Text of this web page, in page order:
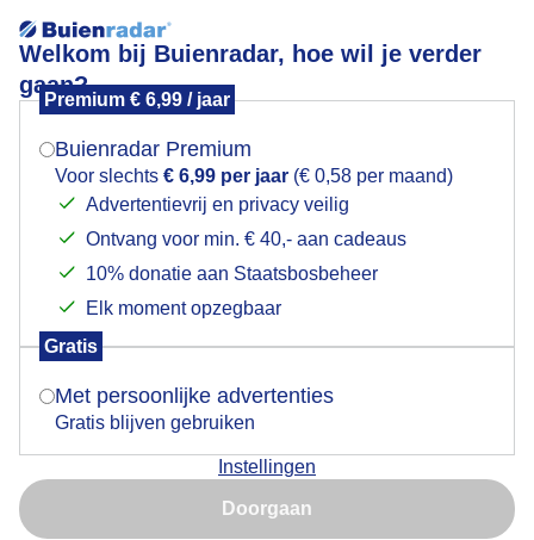
Welkom bij Buienradar, hoe wil je verder
gaan?
Premium € 6,99 / jaar
Buienradar Premium
Voor slechts € 6,99 per jaar (€ 0,58 per maand)
Advertentievrij en privacy veilig
Ontvang voor min. € 40,- aan cadeaus
10% donatie aan Staatsbosbeheer
Elk moment opzegbaar
Gratis
Met persoonlijke advertenties
Gratis blijven gebruiken
Instellingen
Doorgaan
Mooie sneeuwlucht boven de besneeuwde landerijen
Een mooie sneeuwlucht boven de besneeuwde
Groninger landerijen bij Zuidhorn vanmorgen
Door: Arnout Bolt Gemaakt: 06-01-2026, 53x bekeken
Mogen we je locatie gebruiken voor het
Indien je hier nog geen akkoord op hebt gegeven,
verschijnt er zo een pop-up uit je browser waarin
Is goed, toon de popup
Nu niet, misschien later